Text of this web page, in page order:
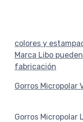
colores y
Marca Libo
fabricación
Gorros Micropolar
Gorros Micropolar